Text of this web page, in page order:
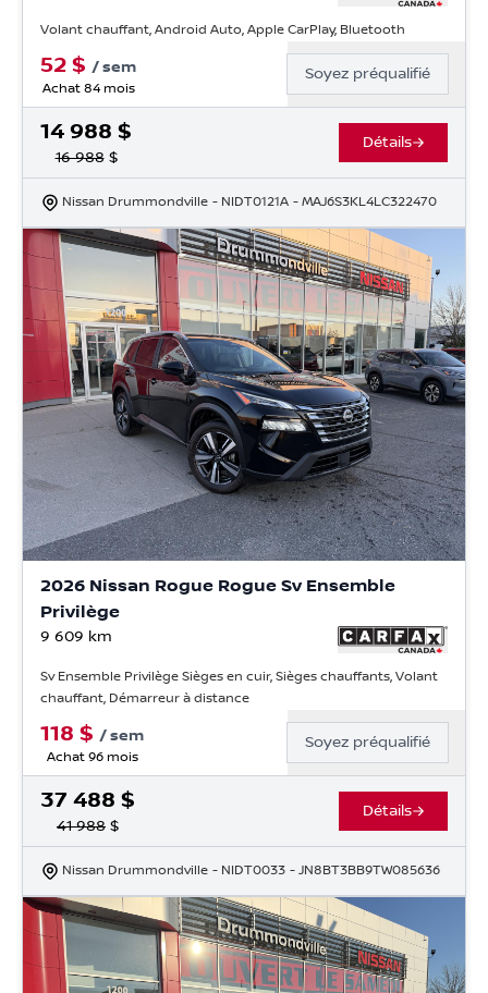
Volant chauffant, Android Auto, Apple CarPlay, Bluetooth
52 $ /sem
Achat 84 mois
Soyez préqualifié
14 988 $
16 988$
Détails
Nissan Drummondville - NIDT0121A - MAJ6S3KL4LC322470
2026 Nissan Rogue Rogue Sv Ensemble
Privilège
9 609 km
Sv Ensemble Privilège Sièges en cuir, Sièges chauffants, Volant
chauffant, Démarreur à distance
118 $ /sem
Achat 96 mois
Soyez préqualifié
37 488 $
41 988 $
Détails
Nissan Drummondville - NIDT0033 - JN8BT3BB9TW085636